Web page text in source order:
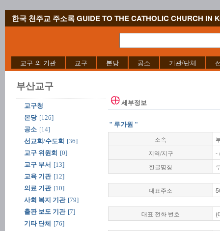
한국 천주교 주소록 GUIDE TO THE CATHOLIC CHURCH IN
교구 외 기관 교구 본당 공소 기관/단체
부산교구
교구청
본당 [126]
공소 [14]
선교회/수도회 [36]
교구 위원회 [0]
교구 부서 [13]
교육 기관 [12]
의료 기관 [10]
사회 복지 기관 [79]
출판 보도 기관 [7]
기타 단체
[76]
세부정보
" 루가원 "
소속
지역/지구
-
한글명칭
대표주소
대표 전화 번호